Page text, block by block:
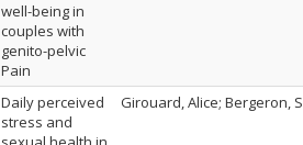
well-being in
couples with
genito-pelvic
Pain
Daily perceived
stress and
Girouard, Alice; Bergeron,